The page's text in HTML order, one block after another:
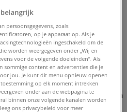
acties
(0)
aanbiedingen te publiceren
persoonsgegevens, zoals
op je apparaat op. Als je
ingeschakeld om de
worden weergegeven onder „Wij en
voor de volgende doeleinden”. Als
sommige content en advertenties die je
jou. Je kunt dit menu opnieuw openen
op elk moment intrekken
onder aan de webpagina te
binnen onze volgende kanalen worden
ons privacybeleid voor meer